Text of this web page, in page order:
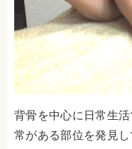
背骨を中心に日常生
常がある部位を発見